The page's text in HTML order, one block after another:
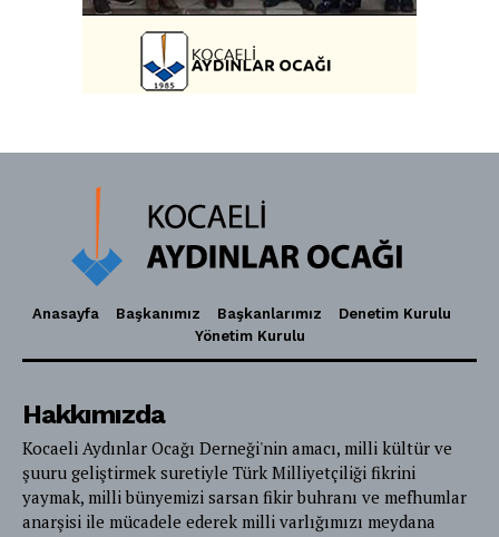
Anasayfa Başkanımız Başkanlarımız
Denetim Kurulu
Yönetim Kurulu
Hakkımızda
Kocaeli Aydınlar Ocağı Derneği'nin amacı, milli kültür ve
şuuru geliştirmek suretiyle Türk Milliyetçiliği fikrini
yaymak, milli bünyemizi sarsan fikir buhranı ve mefhumlar
anarşisi ile mücadele ederek milli varlığımızı meydana